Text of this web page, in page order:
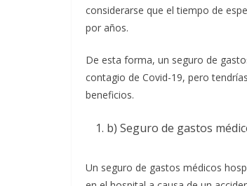
considerarse que el tiempo de
por años.
De esta forma, un seguro de
contagio de Covid-19, pero
beneficios.
b) Seguro de gastos
Un seguro de gastos médicos